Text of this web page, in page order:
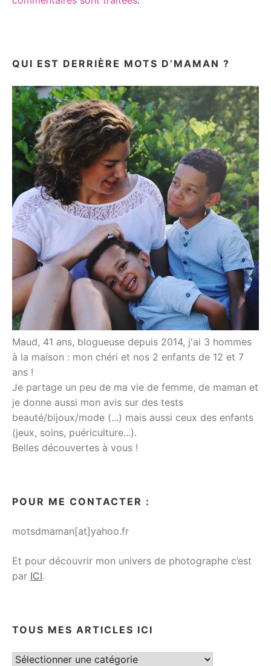
QUI EST DERRIÈRE MOTS D’MAMAN ?
Maud, 41 ans, blogueuse depuis 2014, j'ai 3 hommes
à la maison : mon chéri et nos 2 enfants de 12 et 7
ans !
Je partage un peu de ma vie de femme, de maman et
je donne aussi mon avis sur des tests
beauté/bijoux/mode (...) mais aussi ceux des enfants
(jeux, soins, puériculture...).
Belles découvertes à vous !
POUR ME CONTACTER :
motsdmaman[at]yahoo.fr
Et pour découvrir mon univers de photographe c’est
par ICI.
TOUS MES ARTICLES ICI
Tous